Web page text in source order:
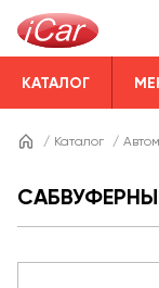
КАТАЛОГ
/ Каталог /